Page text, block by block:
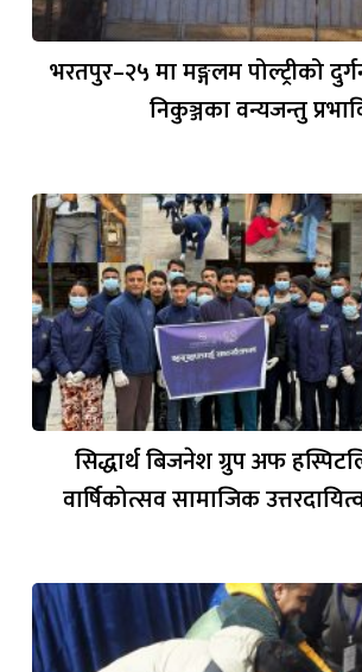
भरतपुर–२५ मा मङ्गलम पोल्ट्रीको
निकुञ्जका वन्यजन्तु
सिद्धार्थ बिजनेश ग्रुप अफ
वार्षिकोत्सव सामाजिक